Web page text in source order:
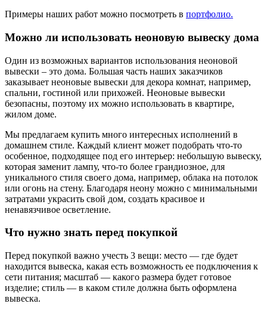
Примеры наших работ можно посмотреть в портфолио.
Можно ли использовать неоновую вывеску дома
Один из возможных вариантов использования неоновой
вывески – это дома. Большая часть наших заказчиков
заказывает неоновые вывески для декора комнат, например,
спальни, гостиной или прихожей. Неоновые вывески
безопасны, поэтому их можно использовать в квартире,
жилом доме.
Мы предлагаем купить много интересных исполнений в
домашнем стиле. Каждый клиент может подобрать что-то
особенное, подходящее под его интерьер: небольшую вывеску,
которая заменит лампу, что-то более грандиозное, для
уникального стиля своего дома, например, облака на потолок
или огонь на стену. Благодаря неону можно с минимальными
затратами украсить свой дом, создать красивое и
ненавязчивое осветление.
Что нужно знать перед покупкой
Перед покупкой важно учесть 3 вещи: место — где будет
находится вывеска, какая есть возможность ее подключения к
сети питания; масштаб — какого размера будет готовое
изделие; стиль — в каком стиле должна быть оформлена
вывеска.